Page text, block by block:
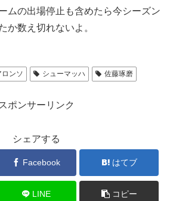
ムの出場停止も含めたら今シーズン
か数え切れないよ。
ロンソ シューマッハ 佐藤琢磨
スポンサーリンク
シェアする
Facebook はてブ
LINE コピー